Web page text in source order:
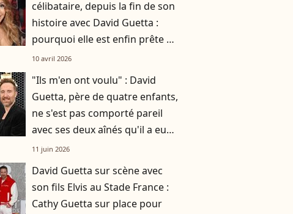
célibataire, depuis la fin de son
histoire avec David Guetta :
pourquoi elle est enfin prête à
refaire sa vie
10 avril 2026
"Ils m'en ont voulu" : David
Guetta, père de quatre enfants,
ne s'est pas comporté pareil
avec ses deux aînés qu'il a eus
avec Cathy Guetta
11 juin 2026
David Guetta sur scène avec
son fils Elvis au Stade France :
Cathy Guetta sur place pour